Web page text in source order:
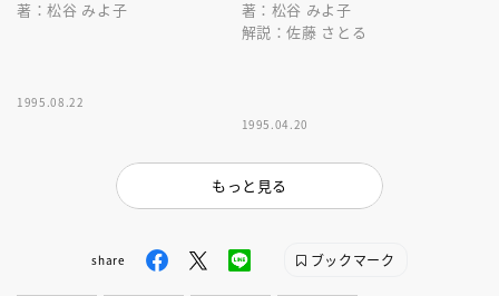
著：松谷 みよ子
1995.08.22
著：松谷 みよ子
解説：佐藤 さとる
1995.04.20
もっと見る
share ブックマーク